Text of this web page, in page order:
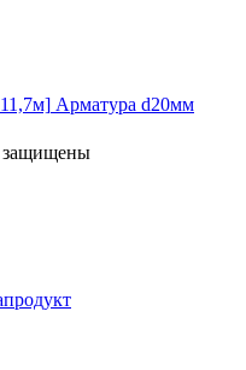
Арматура d20мм